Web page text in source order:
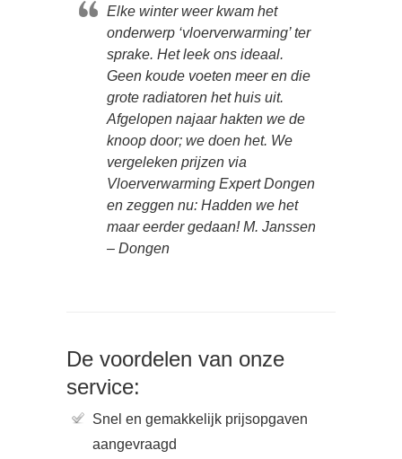
Elke winter weer kwam het
onderwerp ‘vloerverwarming’ ter
sprake. Het leek ons ideaal.
Geen koude voeten meer en die
grote radiatoren het huis uit.
Afgelopen najaar hakten we de
knoop door; we doen het. We
vergeleken prijzen via
Vloerverwarming Expert Dongen
en zeggen nu: Hadden we het
maar eerder gedaan! M. Janssen
– Dongen
De voordelen van onze
service:
Snel en gemakkelijk prijsopgaven
aangevraagd